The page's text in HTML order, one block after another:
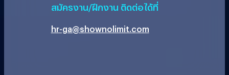
สมัครงาน/ฝึกงาน ติดต่อได้ที่
hr-ga@shownolimit.com